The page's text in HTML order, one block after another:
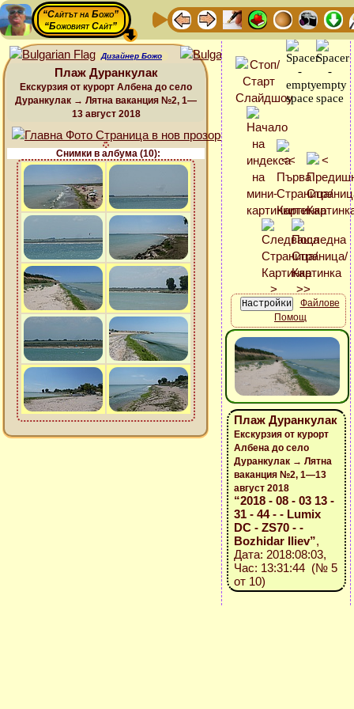
“Сайтът на Божо”
“Божовият Сайт”
Дизайнер Божо
Плаж Дуранкулак
Екскурзия от курорт Албена до село
Дуранкулак → Лятна ваканция №2, 1—
13 август 2018
Снимки в албума (10):
Файлове
Помощ
Плаж Дуранкулак
Екскурзия от курорт
Албена до село
Дуранкулак → Лятна
ваканция №2, 1—13
август 2018
“2018 - 08 - 03 13 -
31 - 44 - - Lumix
DC - ZS70 - -
Bozhidar Iliev”,
Дата: 2018:08:03,
Час: 13:31:44 (№ 5
от 10)